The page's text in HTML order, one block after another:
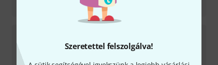
Szeretettel felszolgálva!